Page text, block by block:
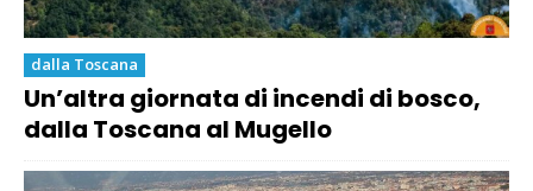
dalla Toscana
Un’altra giornata di incendi di bosco,
dalla Toscana al Mugello